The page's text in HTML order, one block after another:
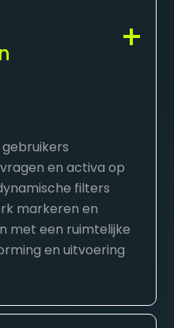
en activa op
filters
markeren en
met een ruimtelijke
en uitvoering